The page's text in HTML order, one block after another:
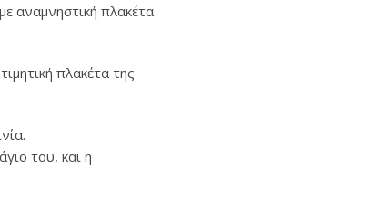
αναμνηστική πλακέτα
πλακέτα της
του, και η